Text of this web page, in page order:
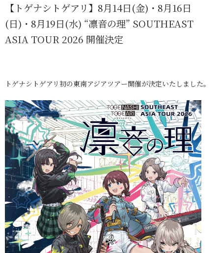
【トゲナシトゲアリ】8月14日(金)・8月16日
(日)・8月19日(水) “凛音の理” SOUTHEAST
ASIA TOUR 2026 開催決定
トゲナシトゲアリ初の東南アジアツアー開催が決定いたしました。